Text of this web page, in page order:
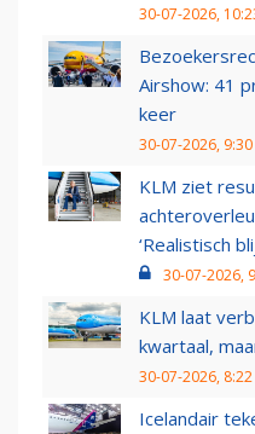
30-07-2026,
Airshow: 41
keer
30-07-2026, 9:30
KLM ziet
‘Realistisch
30-07-2026,
KLM laat
kwartaal,
30-07-2026, 8:22
Icelandair